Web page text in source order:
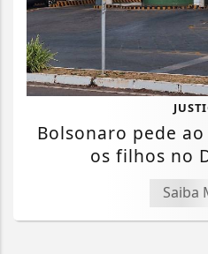
Bolsonaro pede
os filhos no
Saiba